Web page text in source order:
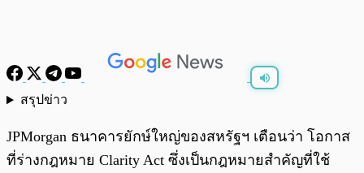
สรุปข่าว
JPMorgan ธนาคารยักษ์ใหญ่ของสหรัฐฯ เตือนว่า โอกาส
ที่ร่างกฎหมาย Clarity Act ซึ่งเป็นกฎหมายสำคัญที่ใช้